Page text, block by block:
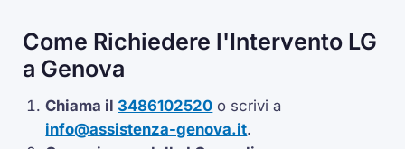
Come Richiedere l'Intervento LG
a Genova
Chiama il 3486102520 o scrivi a
info@assistenza-genova.it.